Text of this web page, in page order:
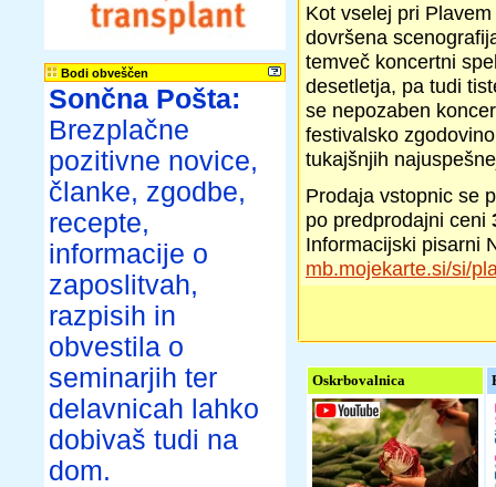
Bodi obveščen
Sončna Pošta:
Brezplačne
pozitivne novice,
članke, zgodbe,
recepte,
informacije o
zaposlitvah,
razpisih in
obvestila o
seminarjih ter
delavnicah lahko
dobivaš tudi na
dom.
Kot vselej pri
dovršena
temveč koncertni
desetletja, pa tudi
se nepozaben
festivalsko
tukajšnjih
Prodaja vstopnic se
po predprodajni ceni
Informacijski pisarni
mb.mojekarte.si/si/
Oskrbovalnica